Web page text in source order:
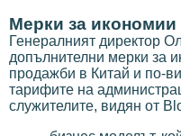
Мерки за икономии
Генералният директор
допълнителни мерки за
продажби в Китай и по-
тарифите на
служителите, видян от